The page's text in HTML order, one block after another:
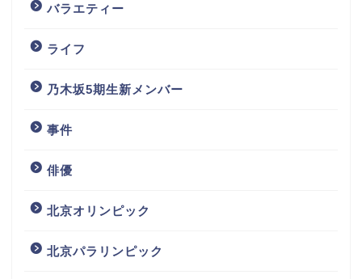
バラエティー
ライフ
乃木坂5期生新メンバー
事件
俳優
北京オリンピック
北京パラリンピック